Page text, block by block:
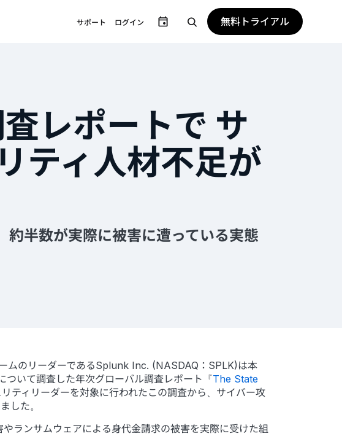
サポート ログイン 無料トライアル
レポートで サ
ティ人材不足が
半数が実際に被害に遭っている実態
ムのリーダーであるSplunk Inc. (NASDAQ：SPLK)は本
いて調査した年次グローバル調査レポート『The State
ティリーダーを対象に行われたこの調査から、サイバー攻
した。
ランサムウェアによる身代金請求の被害を実際に受けた組